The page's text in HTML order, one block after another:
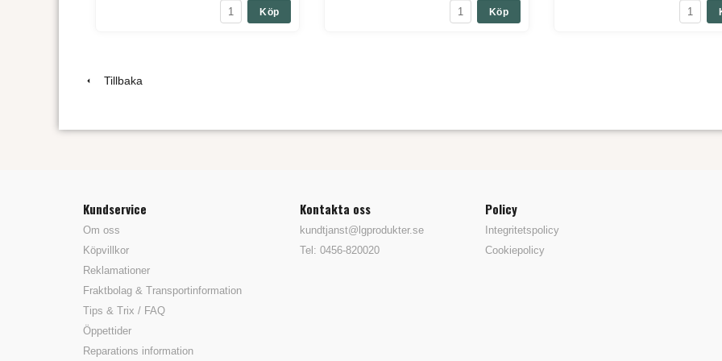
Köp Köp
Tillbaka
Kundservice
Om oss
Köpvillkor
Reklamationer
Fraktbolag & Transportinformation
Tips & Trix / FAQ
Öppettider
Reparations information
Kontakta oss
kundtjanst@lgprodukter.se
Tel: 0456-820020
Policy
Integritetspolicy
Cookiepolicy